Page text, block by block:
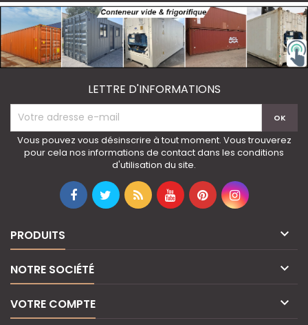
LETTRE D'INFORMATIONS
Vous pouvez vous désinscrire à tout moment. Vous trouverez
pour cela nos informations de contact dans les conditions
d'utilisation du site.
PRODUITS 
NOTRE SOCIÉTÉ 
VOTRE COMPTE 